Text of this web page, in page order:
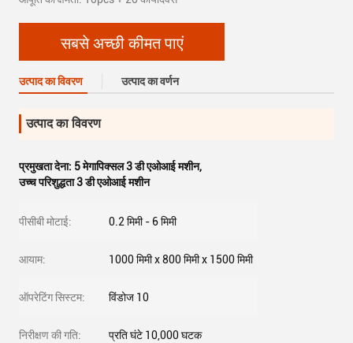
सबसे अच्छी कीमत पाएं
उत्पाद का विवरण उत्पाद का वर्णन
उत्पाद का विवरण
प्रमुखता देना: 5 मेगापिक्सल 3 डी एओआई मशीन,
उच्च परिशुद्धता 3 डी एओआई मशीन
पीसीबी मोटाई: 0.2 मिमी - 6 मिमी
आयाम: 1000 मिमी x 800 मिमी x 1500 मिमी
ऑपरेटिंग सिस्टम: विंडोज 10
निरीक्षण की गति: प्रति घंटे 10,000 घटक